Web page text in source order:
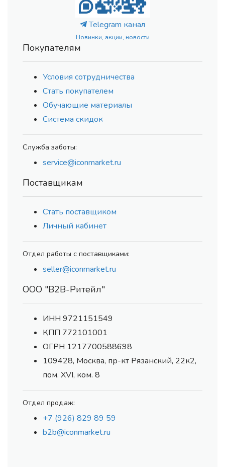
Telegram канал
Новинки, акции, новости
Покупателям
Условия сотрудничества
Стать покупателем
Обучающие материалы
Система скидок
Служба заботы:
service@iconmarket.ru
Поставщикам
Стать поставщиком
Личный кабинет
Отдел работы с поставщиками:
seller@iconmarket.ru
ООО "В2В-Ритейл"
ИНН 9721151549
КПП 772101001
ОГРН 1217700588698
109428, Москва, пр-кт Рязанский, 22к2,
пом. XVI, ком. 8
Отдел продаж:
+7 (926) 829 89 59
b2b@iconmarket.ru